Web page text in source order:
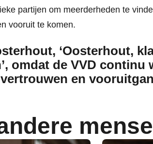
partijen om meerderheden te
vooruit te komen.
‘Oosterhout,
omdat de VVD continu
en